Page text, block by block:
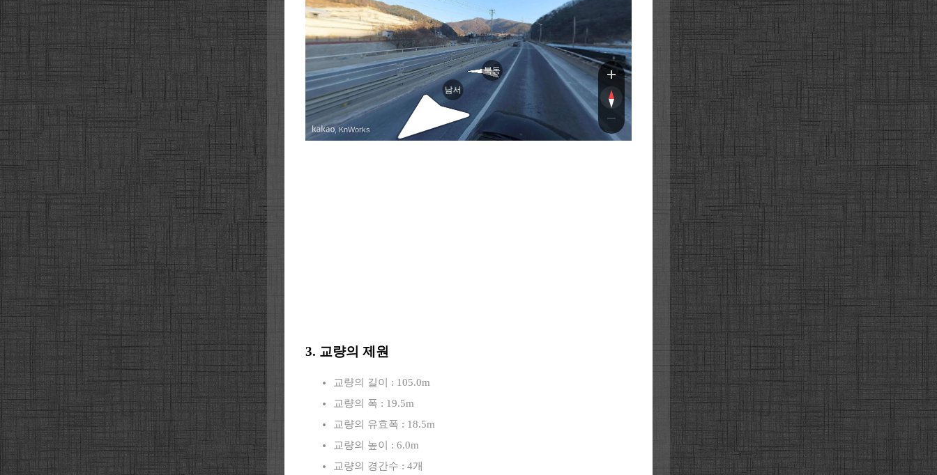
남서
북동
, KnWorks
3. 교량의 제원
교량의 길이 : 105.0m
교량의 폭 : 19.5m
교량의 유효폭 : 18.5m
교량의 높이 : 6.0m
교량의 경간수 : 4개